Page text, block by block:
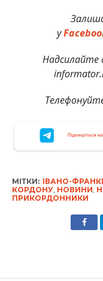
у
Надсилайте
МІТКИ: ІВАНО-
КОРДОНУ, НОВИНИ
ПРИКОРДОННИКИ